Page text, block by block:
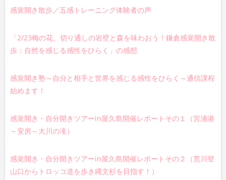
感覚開き散歩／五感トレーニング体験者の声
「2/23梅の花、切り通しの岩壁と森を味わおう！鎌倉感覚開き散
歩：自然を感じる感性をひらく」の感想
感覚開き塾～自分と相手と世界を感じる感性をひらく～通信課程
始めます！
感覚開き・自分開きツアーin屋久島開催レポートその１（宮浦港
～安房～大川の滝）
感覚開き・自分開きツアーin屋久島開催レポートその２（荒川登
山口からトロッコ道を歩き縄文杉を目指す！）